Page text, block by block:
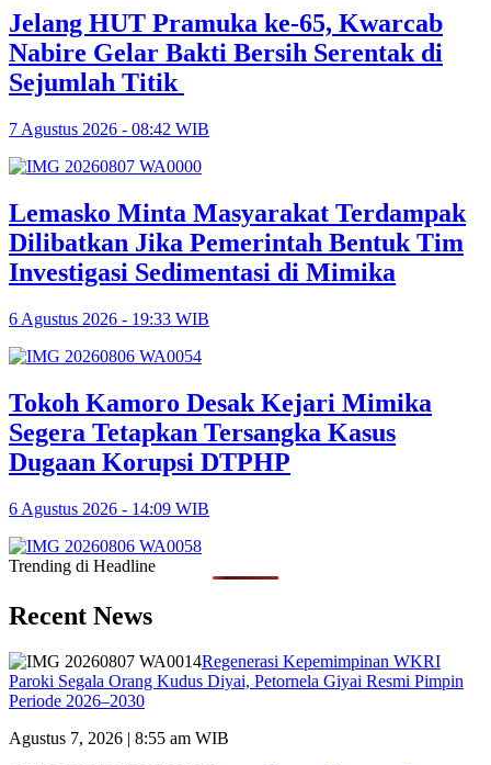
Jelang HUT Pramuka ke-65, Kwarcab
Nabire Gelar Bakti Bersih Serentak di
Sejumlah Titik
7 Agustus 2026 - 08:42 WIB
Lemasko Minta Masyarakat Terdampak
Dilibatkan Jika Pemerintah Bentuk Tim
Investigasi Sedimentasi di Mimika
6 Agustus 2026 - 19:33 WIB
Tokoh Kamoro Desak Kejari Mimika
Segera Tetapkan Tersangka Kasus
Dugaan Korupsi DTPHP
6 Agustus 2026 - 14:09 WIB
Trending di Headline
Recent News
Regenerasi Kepemimpinan WKRI
Paroki Segala Orang Kudus Diyai, Petornela Giyai Resmi Pimpin
Periode 2026–2030
Agustus 7, 2026 | 8:55 am WIB